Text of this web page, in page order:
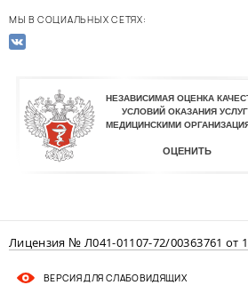
МЫ В СОЦИАЛЬНЫХ СЕТЯХ:
Лицензия № Л041-01107-72/00363761 от
ВЕРСИЯ ДЛЯ СЛАБОВИДЯЩИХ